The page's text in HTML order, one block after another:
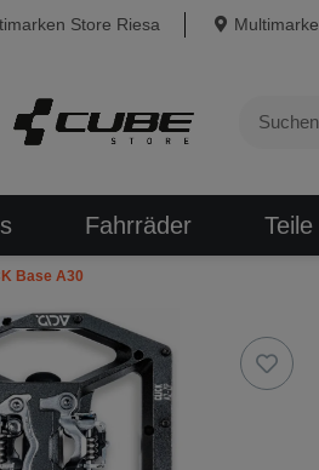
Store Riesa
Fahrräder Teile
Base A30